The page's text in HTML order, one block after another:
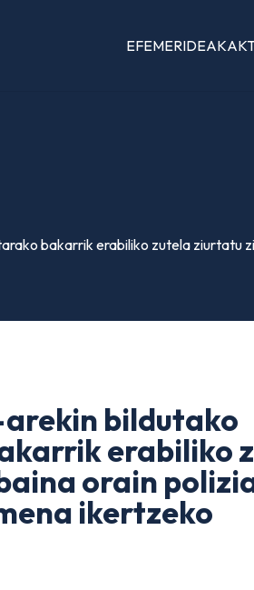
EFEMERIDEAK
bakarrik erabiliko zutela ziurtatu
bildutako
erabiliko
orain
ikertzeko